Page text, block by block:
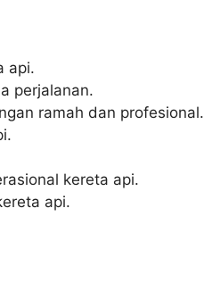
api.
perjalanan.
ramah dan profesional.
kereta api.
api.